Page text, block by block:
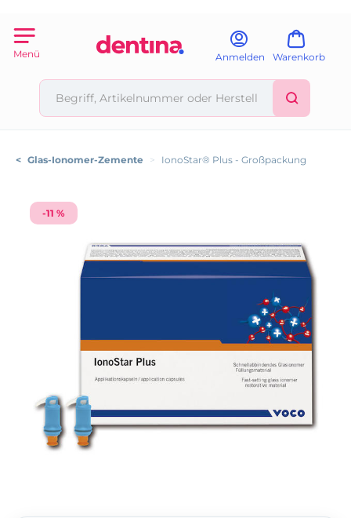
Menü Anmelden Warenkorb
< Glas-Ionomer-Zemente > IonoStar® Plus - Großpackung
-11 %